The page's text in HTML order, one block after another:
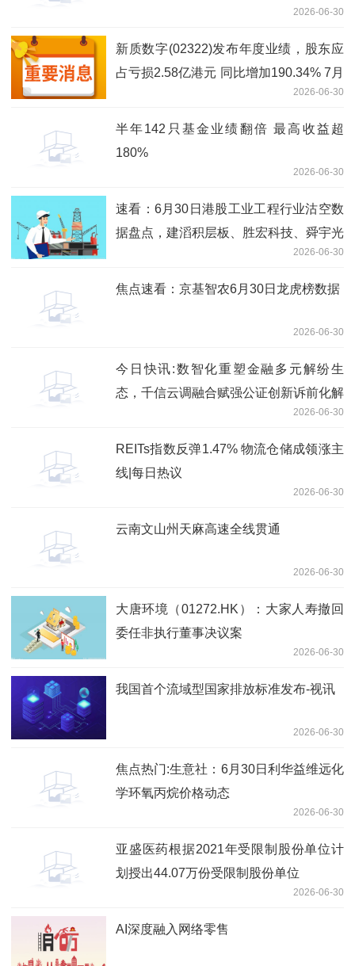
2026-06-30
新质数字(02322)发布年度业绩，股东应
占亏损2.58亿港元 同比增加190.34% 7月
2026-06-30
半年142只基金业绩翻倍 最高收益超
180%
2026-06-30
速看：6月30日港股工业工程行业沽空数
据盘点，建滔积层板、胜宏科技、舜宇光
2026-06-30
焦点速看：京基智农6月30日龙虎榜数据
2026-06-30
今日快讯:数智化重塑金融多元解纷生
态，千信云调融合赋强公证创新诉前化解
2026-06-30
REITs指数反弹1.47% 物流仓储成领涨主
线|每日热议
2026-06-30
云南文山州天麻高速全线贯通
2026-06-30
大唐环境（01272.HK）：大家人寿撤回
委任非执行董事决议案
2026-06-30
我国首个流域型国家排放标准发布-视讯
2026-06-30
焦点热门:生意社：6月30日利华益维远化
学环氧丙烷价格动态
2026-06-30
亚盛医药根据2021年受限制股份单位计
划授出44.07万份受限制股份单位
2026-06-30
AI深度融入网络零售